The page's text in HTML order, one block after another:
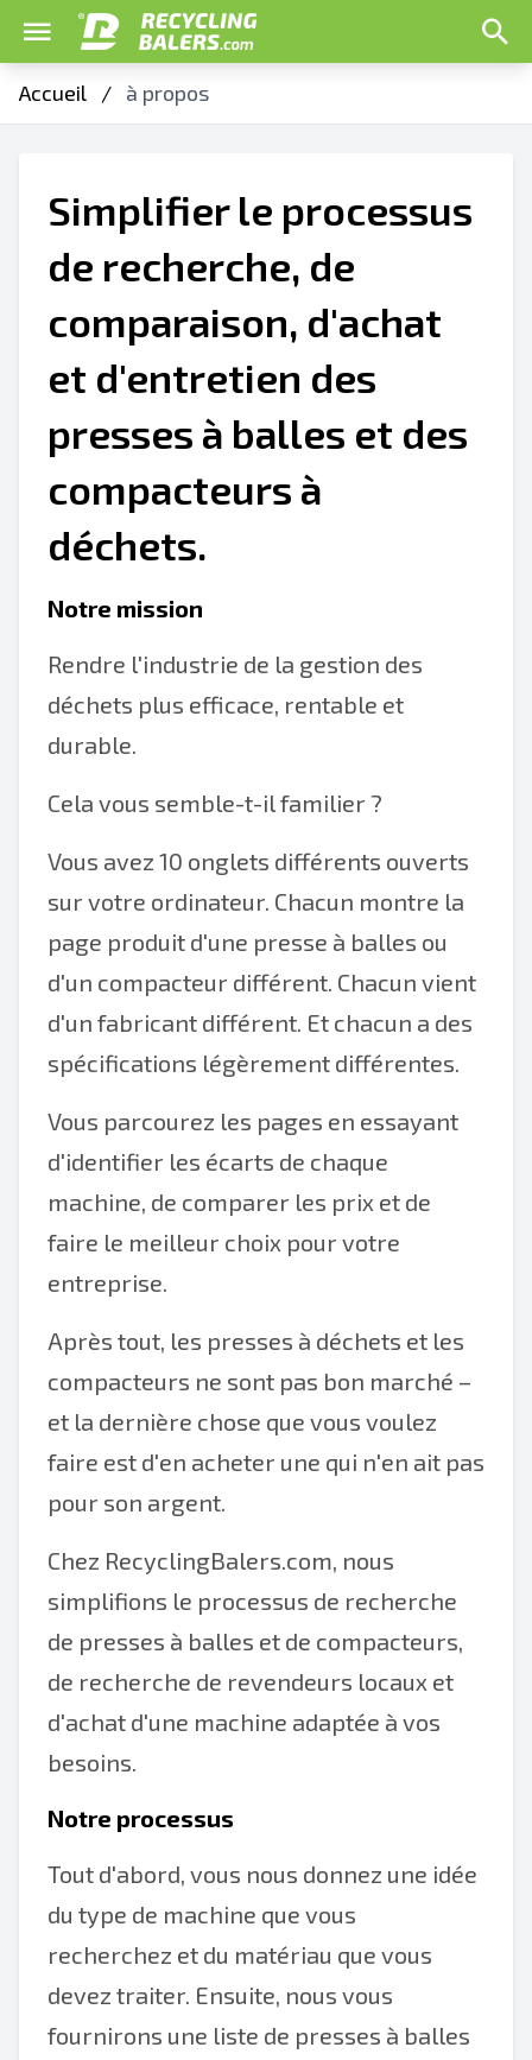
Accueil / à propos
Simplifier le processus
de recherche, de
comparaison, d'achat
et d'entretien des
presses à balles et des
compacteurs à
déchets.
Notre mission
Rendre l'industrie de la gestion des
déchets plus efficace, rentable et
durable.
Cela vous semble-t-il familier ?
Vous avez 10 onglets différents ouverts
sur votre ordinateur. Chacun montre la
page produit d'une presse à balles ou
d'un compacteur différent. Chacun vient
d'un fabricant différent. Et chacun a des
spécifications légèrement différentes.
Vous parcourez les pages en essayant
d'identifier les écarts de chaque
machine, de comparer les prix et de
faire le meilleur choix pour votre
entreprise.
Après tout, les presses à déchets et les
compacteurs ne sont pas bon marché –
et la dernière chose que vous voulez
faire est d'en acheter une qui n'en ait pas
pour son argent.
Chez RecyclingBalers.com, nous
simplifions le processus de recherche
de presses à balles et de compacteurs,
de recherche de revendeurs locaux et
d'achat d'une machine adaptée à vos
besoins.
Notre processus
Tout d'abord, vous nous donnez une idée
du type de machine que vous
recherchez et du matériau que vous
devez traiter. Ensuite, nous vous
fournirons une liste de presses à balles